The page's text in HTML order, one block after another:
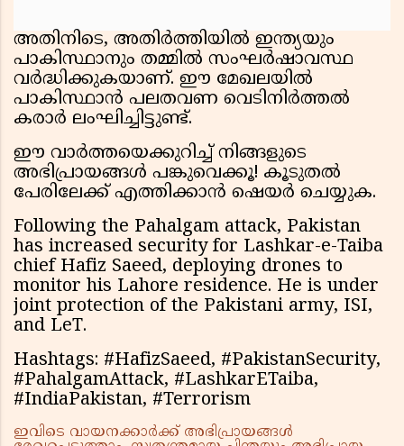
അതിനിടെ, അതിര്‍ത്തിയില്‍ ഇന്ത്യയും
പാകിസ്ഥാനും തമ്മില്‍ സംഘര്‍ഷാവസ്ഥ
വര്‍ദ്ധിക്കുകയാണ്. ഈ മേഖലയില്‍
പാകിസ്ഥാന്‍ പലതവണ വെടിനിര്‍ത്തല്‍
കരാര്‍ ലംഘിച്ചിട്ടുണ്ട്.
ഈ വാർത്തയെക്കുറിച്ച് നിങ്ങളുടെ
അഭിപ്രായങ്ങൾ പങ്കുവെക്കൂ! കൂടുതൽ
പേരിലേക്ക് എത്തിക്കാൻ ഷെയർ ചെയ്യുക.
Following the Pahalgam attack, Pakistan
has increased security for Lashkar-e-Taiba
chief Hafiz Saeed, deploying drones to
monitor his Lahore residence. He is under
joint protection of the Pakistani army, ISI,
and LeT.
Hashtags: #HafizSaeed, #PakistanSecurity,
#PahalgamAttack, #LashkarETaiba,
#IndiaPakistan, #Terrorism
ഇവിടെ വായനക്കാർക്ക് അഭിപ്രായങ്ങൾ